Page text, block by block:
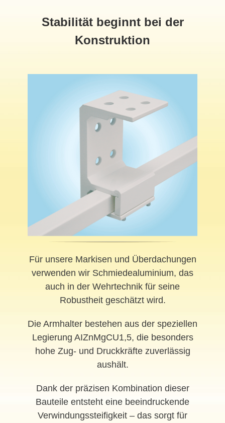
Stabilität beginnt bei der
Konstruktion
Für unsere Markisen und Überdachungen
verwenden wir Schmiedealuminium, das
auch in der Wehrtechnik für seine
Robustheit geschätzt wird.
Die Armhalter bestehen aus der speziellen
Legierung AIZnMgCU1,5, die besonders
hohe Zug- und Druckkräfte zuverlässig
aushält.
Dank der präzisen Kombination dieser
Bauteile entsteht eine beeindruckende
Verwindungssteifigkeit – das sorgt für